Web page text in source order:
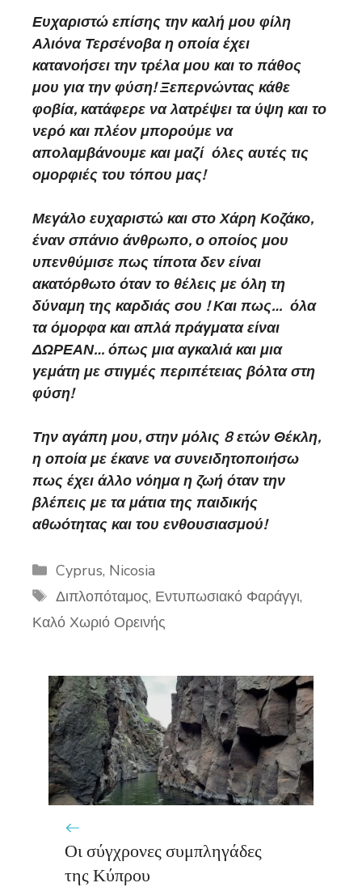
Ευχαριστώ επίσης την καλή μου φίλη
Αλιόνα Τερσένοβα η οποία έχει
κατανοήσει την τρέλα μου και το πάθος
μου για την φύση! Ξεπερνώντας κάθε
φοβία, κατάφερε να λατρέψει τα ύψη και το
νερό και πλέον μπορούμε να
απολαμβάνουμε και μαζί όλες αυτές τις
ομορφιές του τόπου μας!
Μεγάλο ευχαριστώ και στο Χάρη Κοζάκο,
έναν σπάνιο άνθρωπο, ο οποίος μου
υπενθύμισε πως τίποτα δεν είναι
ακατόρθωτο όταν το θέλεις με όλη τη
δύναμη της καρδιάς σου ! Και πως… όλα
τα όμορφα και απλά πράγματα είναι
ΔΩΡΕΑΝ… όπως μια αγκαλιά και μια
γεμάτη με στιγμές περιπέτειας βόλτα στη
φύση!
Την αγάπη μου, στην μόλις 8 ετών Θέκλη,
η οποία με έκανε να συνειδητοποιήσω
πως έχει άλλο νόημα η ζωή όταν την
βλέπεις με τα μάτια της παιδικής
αθωότητας και του ενθουσιασμού!
Categories
Cyprus, Nicosia
Tags
Διπλοπόταμος, Εντυπωσιακό Φαράγγι,
Καλό Χωριό Ορεινής
Οι σύγχρονες συμπληγάδες
της Κύπρου